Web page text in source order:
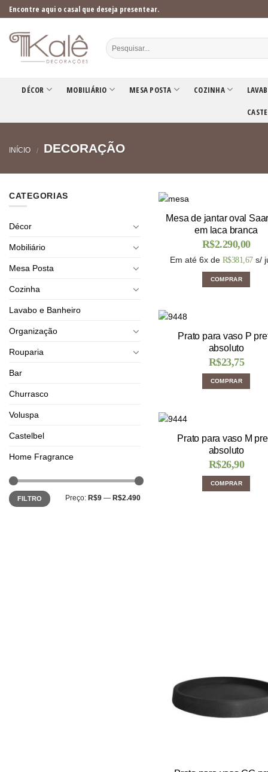
Skip
to
content
Encontre aqui o casal que deseja presentear.
DÉCOR MOBILIÁRIO MESA POSTA COZINHA
INÍCIO / DECORAÇÃO
CATEGORIAS
Décor
Mobiliário
Mesa Posta
Cozinha
Lavabo e Banheiro
Organização
Rouparia
Bar
Churrasco
Voluspa
Castelbel
Home Fragrance
FILTRO Preço: R$9 — R$2.490
Mesa de jantar oval
em laca branca
R$2.290,00
Em até 6x de R$381,67 s/
COMPRAR
Prato para vaso P
absoluto
R$23,75
COMPRAR
Prato para vaso M
absoluto
R$26,90
COMPRAR